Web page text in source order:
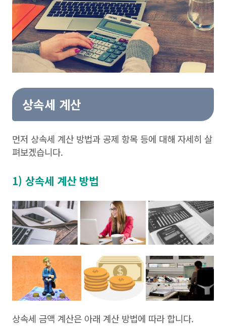
상속세 계산
먼저 상속세 계산 방법과 공제 항목 등에 대해 자세히 살
펴보겠습니다.
1) 상속세 계산 방법
상속세 금액 계산은 아래 계산 방법에 따라 합니다.